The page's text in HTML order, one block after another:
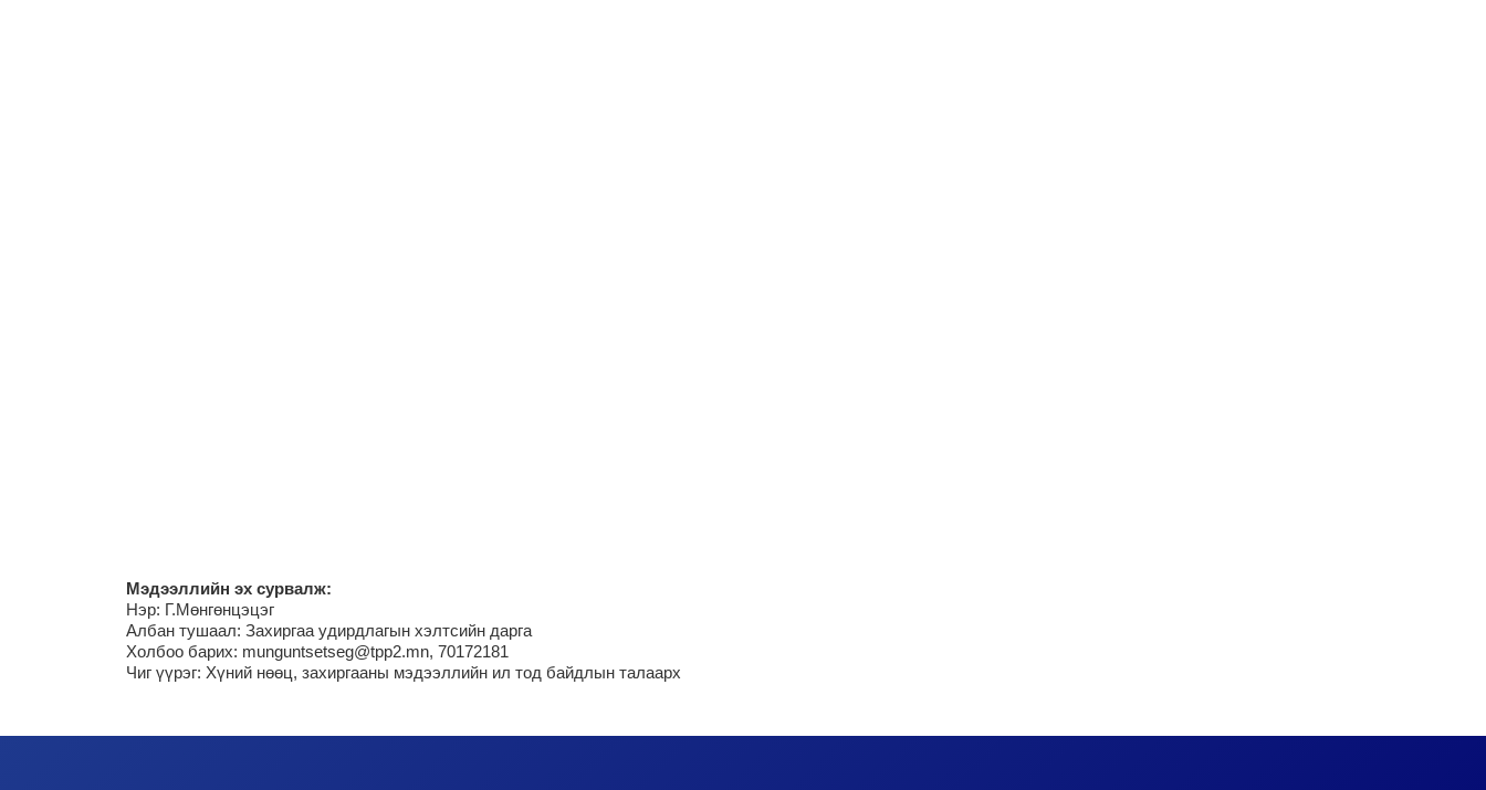
Мэдээллийн эх сурвалж:
Нэр: Г.Мөнгөнцэцэг
Албан тушаал: Захиргаа удирдлагын хэлтсийн дарга
Холбоо барих: munguntsetseg@tpp2.mn, 70172181
Чиг үүрэг: Хүний нөөц, захиргааны мэдээллийн ил тод байдлын талаарх